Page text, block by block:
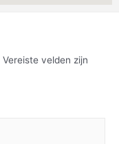
Vereiste velden zijn